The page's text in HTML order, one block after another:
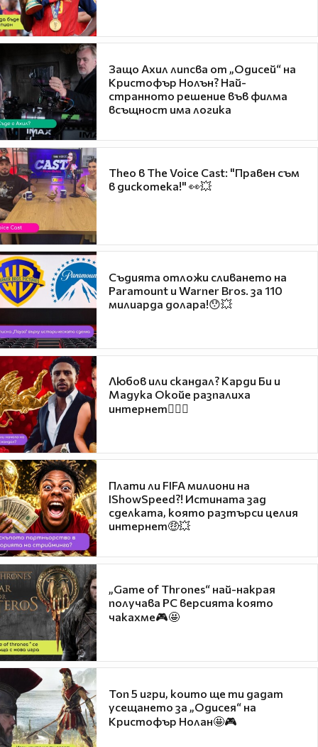
Защо Ахил липсва от „Одисей“ на
Кристофър Нолън? Най-
странното решение във филма
всъщност има логика
Theo в The Voice Cast: "Правен съм
в дискотека!" 👀💥
Съдията отложи сливането на
Paramount и Warner Bros. за 110
милиарда долара!😯💥
Любов или скандал? Карди Би и
Мадука Окойе разпалиха
интернет❤️‍🔥🔥
Плати ли FIFA милиони на
IShowSpeed?! Истината зад
сделката, която разтърси целия
интернет🤑💥
„Game of Thrones“ най-накрая
получава PC версията която
чакахме🎮🤩
Топ 5 игри, които ще ти дадат
усещането за „Одисея“ на
Кристофър Нолан🤩🎮